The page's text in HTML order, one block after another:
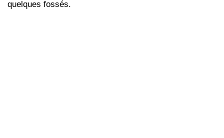
quelques fossés.